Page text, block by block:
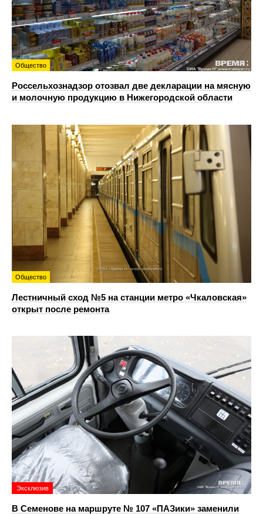
Общество
Россельхознадзор отозвал две декларации на мясную
и молочную продукцию в Нижегородской области
Общество
Лестничный сход №5 на станции метро «Чкаловская»
открыт после ремонта
Эксклюзив
В Семенове на маршруте № 107 «ПАЗики» заменили